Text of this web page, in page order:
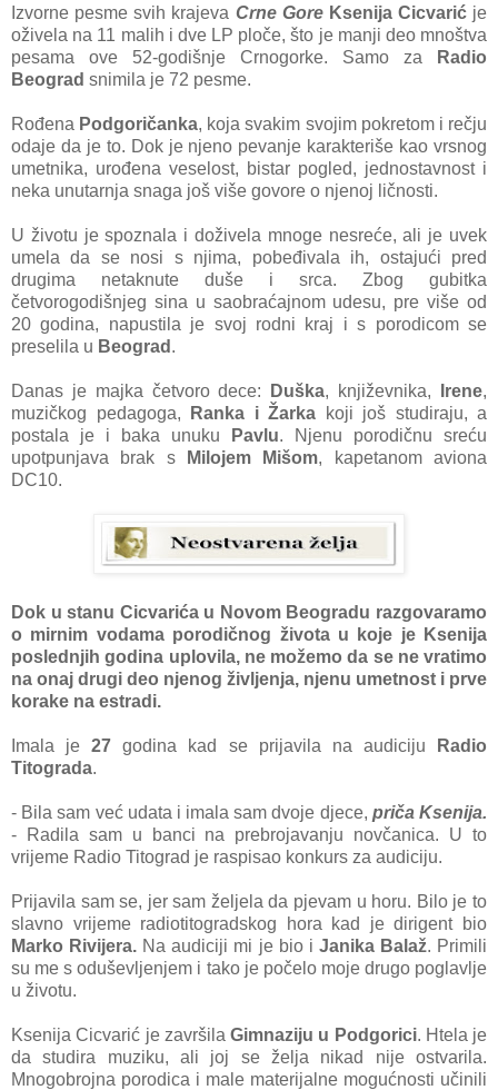
Izvorne pesme svih krajeva Crne Gore Ksenija Cicvarićje
oživela na 11 malih i dve LP ploče, što je manji deo mnoštva
pesama ove 52-godišnje Crnogorke. Samo za
Radio
Beograd snimila je 72 pesme.
Rođena Podgoričanka, koja svakim svojim pokretom i rečju
odaje da je to. Dok je njeno pevanje karakteriše kao vrsnog
umetnika, urođena veselost, bistar pogled, jednostavnost i
neka unutarnja snaga još više govore o njenoj ličnosti.
U životu je spoznala i doživela mnoge nesreće, ali je uvek
umela da se nosi s njima, pobeđivala ih, ostajući pred
drugima netaknute duše i srca. Zbog gubitka
četvorogodišnjeg sina u saobraćajnom udesu, pre više od
20 godina, napustila je svoj rodni kraj i s porodicom se
preselila u Beograd .
Danas je majka četvoro dece: Duška, književnika, Irene,
muzičkog pedagoga,
Ranka i Žarka koji još studiraju, a
postala je i baka unuku
Pavlu. Njenu porodičnu sreću
upotpunjava brak s
Milojem Mišom, kapetanom aviona
DC10.
Dok u stanu Cicvarića u Novom Beogradu razgovaramo
o mirnim vodama porodičnog života u koje je Ksenija
poslednjih godina uplovila, ne možemo da se ne vratimo
na onaj drugi deo njenog življenja, njenu umetnost i prve
korake na estradi.
Imala je27 godina kad se prijavila na audiciju
Radio
Titograda.
- Bila sam već udata i imala sam dvoje djece, priča Ksenija.
- Radila sam u banci na prebrojavanju novčanica. U to
vrijeme Radio Titograd je raspisao konkurs za audiciju.
Prijavila sam se, jer sam željela da pjevam u horu. Bilo je to
slavno vrijeme radiotitogradskog hora kad je dirigent bio
Marko Rivijera. Na audiciji mi je bio i Janika Balaž. Primili
su me s oduševljenjem i tako je počelo moje drugo poglavlje
u životu.
Ksenija Cicvarić je završila Gimnaziju u Podgorici. Htela je
da studira muziku, ali joj se želja nikad nije ostvarila.
Mnogobrojna porodica i male materijalne mogućnosti učinili